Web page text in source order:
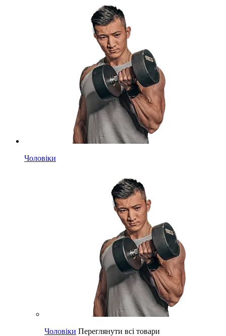
Чоловіки
Чоловіки Переглянути всі товари